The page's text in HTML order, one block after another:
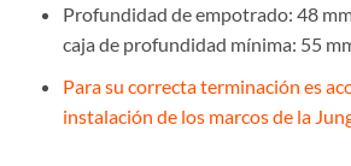
Profundidad de empotrado: 48
caja de profundidad mínima: 55
Para su correcta terminación es
instalación de los marcos de la